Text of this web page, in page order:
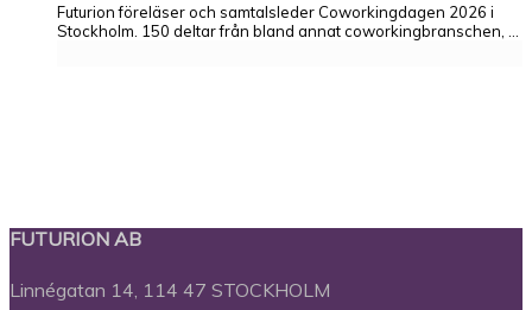
Futurion föreläser och samtalsleder Coworkingdagen 2026 i
Stockholm. 150 deltar från bland annat coworkingbranschen, ...
FUTURION AB
Linnégatan 14, 114 47 STOCKHOLM